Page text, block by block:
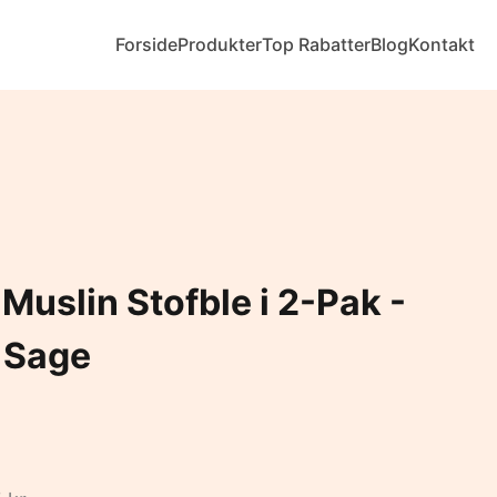
ForsideProdukterTop RabatterBlogKontakt
Stofble i 2-Pak -